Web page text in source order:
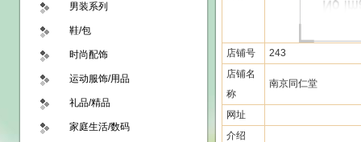
男装系列
鞋/包
时尚配饰
运动服饰/用品
礼品/精品
家庭生活/数码
店铺号
243
店铺名
称
南京同仁堂
网址
介绍